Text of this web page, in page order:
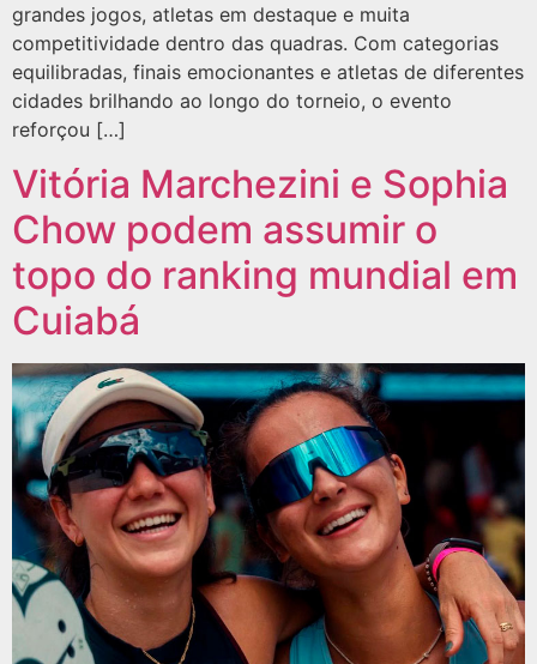
grandes jogos, atletas em destaque e muita
competitividade dentro das quadras. Com categorias
equilibradas, finais emocionantes e atletas de diferentes
cidades brilhando ao longo do torneio, o evento
reforçou […]
Vitória Marchezini e Sophia
Chow podem assumir o
topo do ranking mundial em
Cuiabá